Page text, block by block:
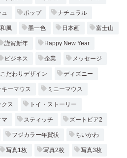
ュ ポップ ナチュラル
和風 墨一色 日本画 富士山
謹賀新年 Happy New Year
ビジネス 企業 メッセージ
こだわりデザイン ディズニー
キーマウス ミニーマウス
ス トイ・ストーリー
マ スティッチ ズートピア2
フジカラー年賀状 ちいかわ
写真1枚 写真2枚 写真3枚